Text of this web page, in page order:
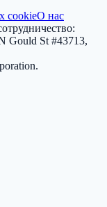
cookieО нас
Gould St #43713,